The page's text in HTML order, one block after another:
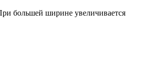
большей ширине увеличивается